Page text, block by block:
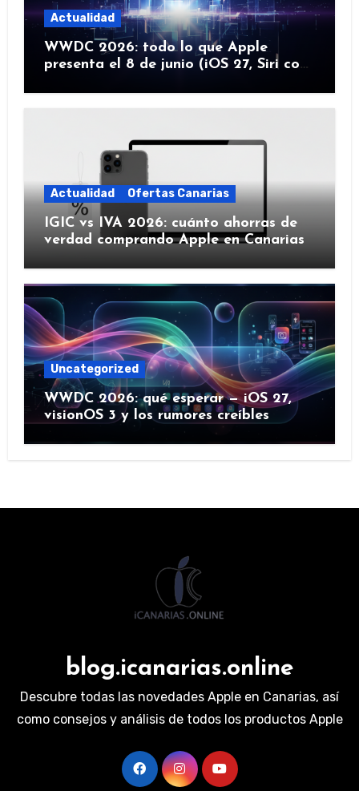
Actualidad
WWDC 2026: todo lo que Apple
presenta el 8 de junio (iOS 27, Siri con
Actualidad Ofertas Canarias
IGIC vs IVA 2026: cuánto ahorras de
verdad comprando Apple en Canarias
Uncategorized
WWDC 2026: qué esperar — iOS 27,
visionOS 3 y los rumores creíbles
blog.icanarias.online
Descubre todas las novedades Apple en Canarias, así
como consejos y análisis de todos los productos Apple